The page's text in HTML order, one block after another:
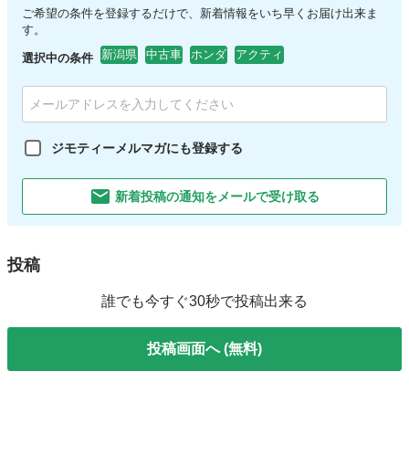
ご希望の条件を登録するだけで、新着情報をいち早くお届け出来ま
す。
選択中の条件 新潟県 中古車 ホンダ アクティ
ジモティーメルマガにも登録する
新着投稿の通知をメールで受け取る
投稿
誰でも今すぐ30秒で投稿出来る
投稿画面へ (無料)